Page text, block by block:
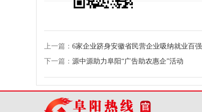
上一篇： 6家企业跻身安徽省民营企业吸纳就业百强
下一篇： 源中源助力阜阳“广告助农惠企”活动